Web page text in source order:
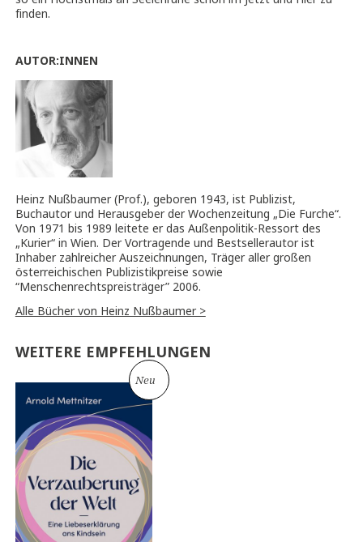
finden.
AUTOR:INNEN
Heinz Nußbaumer (Prof.), geboren 1943, ist Publizist,
Buchautor und Herausgeber der Wochenzeitung „Die Furche“.
Von 1971 bis 1989 leitete er das Außenpolitik-Ressort des
„Kurier“ in Wien. Der Vortragende und Bestsellerautor ist
Inhaber zahlreicher Auszeichnungen, Träger aller großen
österreichischen Publizistikpreise sowie
“Menschenrechtspreisträger” 2006.
Alle Bücher von Heinz Nußbaumer >
WEITERE EMPFEHLUNGEN
Neu